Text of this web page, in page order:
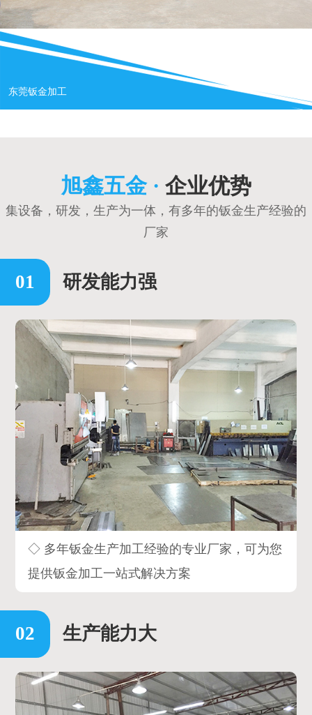
东莞钣金加工
旭鑫五金 · 企业优势
集设备，研发，生产为一体，有多年的钣金生产经验的
厂家
研发能力强
◇ 多年钣金生产加工经验的专业厂家，可为您
提供钣金加工一站式解决方案
生产能力大